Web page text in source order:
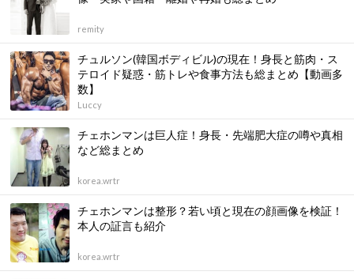
remity
チュルソン(韓国ボディビル)の現在！身長と筋肉・ス
テロイド疑惑・筋トレや食事方法も総まとめ【動画多
数】
Luccy
チェホンマンは巨人症！身長・先端肥大症の噂や真相
など総まとめ
korea.wrtr
チェホンマンは整形？若い頃と現在の顔画像を検証！
本人の証言も紹介
korea.wrtr